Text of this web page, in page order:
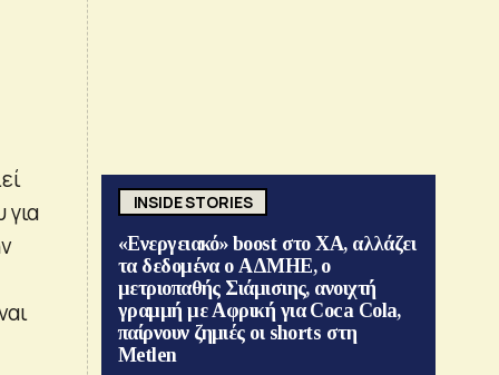
INSIDE STORIES
«Ενεργειακό» boost στο ΧΑ, αλλάζει
τα δεδομένα ο ΑΔΜΗΕ, ο
μετριοπαθής Σιάμισιης, ανοιχτή
γραμμή με Αφρική για Coca Cola,
παίρνουν ζημιές οι shorts στη
Metlen